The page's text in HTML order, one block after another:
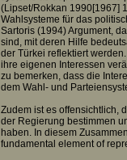
(Lipset/Rokkan 1990[1967]
Wahlsysteme für das
Sartoris (1994) Argument,
sind, mit deren Hilfe
der Türkei reflektiert
ihre eigenen Interessen
zu bemerken, dass die
dem Wahl- und
Zudem ist es offensichtlich,
der Regierung bestimmen
haben. In diesem
fundamental element of